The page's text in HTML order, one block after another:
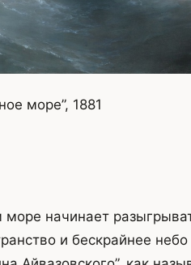
море”, 1881
начинает
и бескрайнее